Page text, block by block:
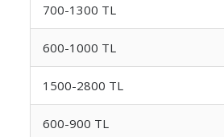
700-1300 TL
600-1000 TL
1500-2800 TL
600-900 TL